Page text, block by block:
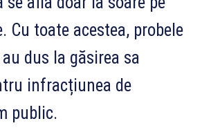
Cu toate acestea, probele
dus la găsirea sa
infracțiunea de
public.